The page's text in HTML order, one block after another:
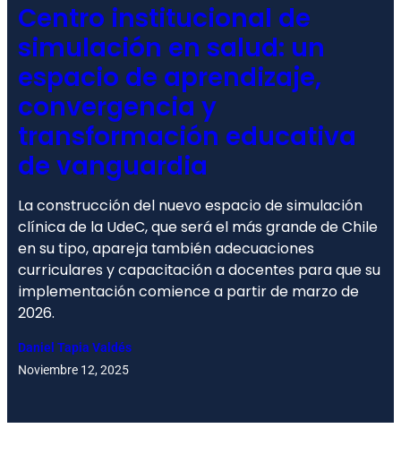
Centro institucional de
simulación en salud: un
espacio de aprendizaje,
convergencia y
transformación educativa
de vanguardia
La construcción del nuevo espacio de simulación
clínica de la UdeC, que será el más grande de Chile
en su tipo, apareja también adecuaciones
curriculares y capacitación a docentes para que su
implementación comience a partir de marzo de
2026.
Daniel Tapia Valdés
Noviembre 12, 2025